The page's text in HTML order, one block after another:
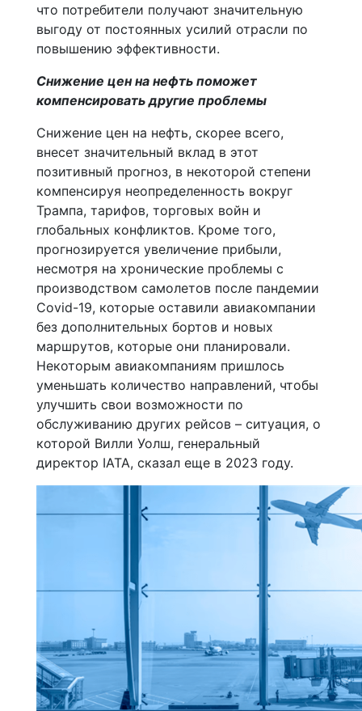
что потребители получают значительную
выгоду от постоянных усилий отрасли по
повышению эффективности.
Снижение цен на нефть поможет
компенсировать другие проблемы
Снижение цен на нефть, скорее всего,
внесет значительный вклад в этот
позитивный прогноз, в некоторой степени
компенсируя неопределенность вокруг
Трампа, тарифов, торговых войн и
глобальных конфликтов. Кроме того,
прогнозируется увеличение прибыли,
несмотря на хронические проблемы с
производством самолетов после пандемии
Covid-19, которые оставили авиакомпании
без дополнительных бортов и новых
маршрутов, которые они планировали.
Некоторым авиакомпаниям пришлось
уменьшать количество направлений, чтобы
улучшить свои возможности по
обслуживанию других рейсов – ситуация, о
которой Вилли Уолш, генеральный
директор IATA, сказал еще в 2023 году.